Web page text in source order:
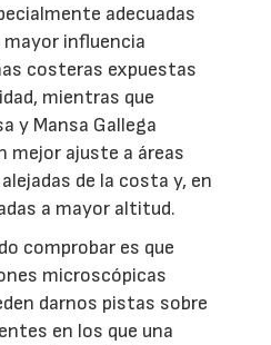
adecuadas
influencia
costeras expuestas
mientras que
y Mansa Gallega
mejor ajuste a áreas
de la costa y, en
a mayor altitud.
comprobar es que
microscópicas
darnos pistas sobre
en los que una